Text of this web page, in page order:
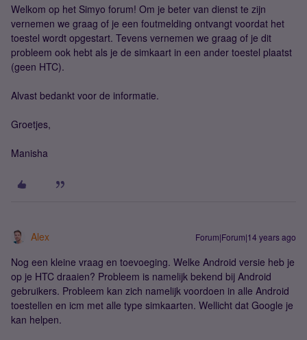
Welkom op het Simyo forum! Om je beter van dienst te zijn
vernemen we graag of je een foutmelding ontvangt voordat het
toestel wordt opgestart. Tevens vernemen we graag of je dit
probleem ook hebt als je de simkaart in een ander toestel plaatst
(geen HTC).
Alvast bedankt voor de informatie.
Groetjes,
Manisha
Alex Forum|Forum|14 years ago
Nog een kleine vraag en toevoeging. Welke Android versie heb je
op je HTC draaien? Probleem is namelijk bekend bij Android
gebruikers. Probleem kan zich namelijk voordoen in alle Android
toestellen en icm met alle type simkaarten. Wellicht dat Google je
kan helpen.